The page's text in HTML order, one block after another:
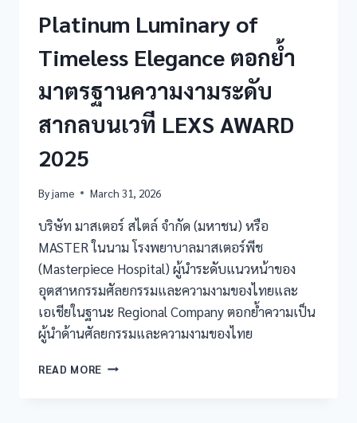
Platinum Luminary of
Timeless Elegance ตอกย้ำ
มาตรฐานความงามระดับ
สากลบนเวที LEXS AWARD
2025
Byjame March 31, 2026
บริษัท มาสเตอร์ สไตล์ จำกัด (มหาชน) หรือ
MASTER ในนาม โรงพยาบาลมาสเตอร์พีช
(Masterpiece Hospital) ผู้นำระดับแนวหน้าของ
อุตสาหกรรมศัลยกรรมและความงามของไทยและ
เอเชียในฐานะ Regional Company ตอกย้ำความเป็น
ผู้นำด้านศัลยกรรมและความงามของไทย
READ MORE